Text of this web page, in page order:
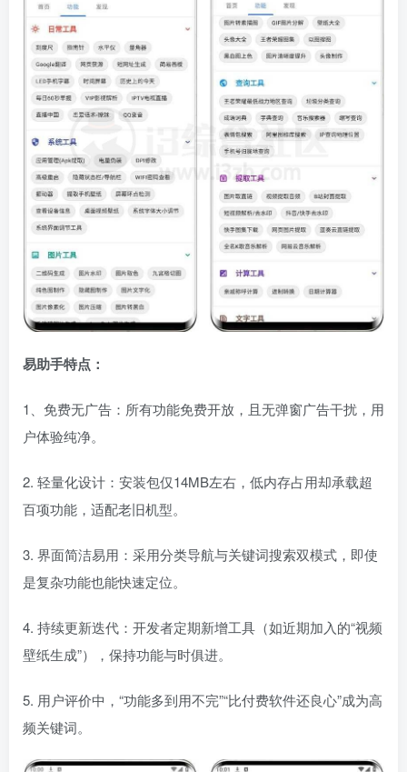
易助手特点：
1、免费无广告：所有功能免费开放，且无弹窗广告干扰，用
户体验纯净。
2. 轻量化设计：安装包仅14MB左右，低内存占用却承载超
百项功能，适配老旧机型。
3. 界面简洁易用：采用分类导航与关键词搜索双模式，即使
是复杂功能也能快速定位。
4. 持续更新迭代：开发者定期新增工具（如近期加入的“视频
壁纸生成”），保持功能与时俱进。
5. 用户评价中，“功能多到用不完”“比付费软件还良心”成为高
频关键词。